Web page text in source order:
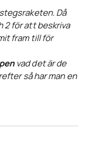
Då
2 för att beskriva
fram till för
vad det är de
så har man en